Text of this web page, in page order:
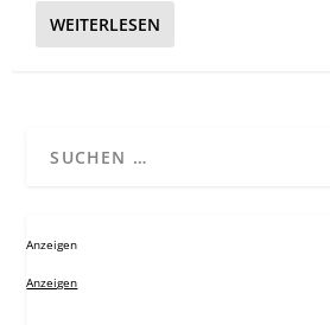
WEITERLESEN
Anzeigen
Anzeigen